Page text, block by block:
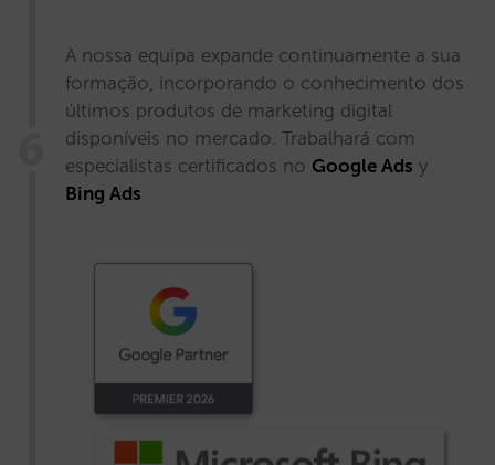
A nossa equipa expande continuamente a sua
formação, incorporando o conhecimento dos
últimos produtos de marketing digital
disponíveis no mercado. Trabalhará com
especialistas certificados no Google Ads y
Bing Ads